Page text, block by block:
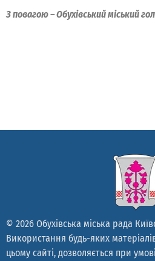
З повагою – Обухівський міський
© 2026 Обухівська міська рада
Використання будь-яких
цьому сайті, дозволяється при